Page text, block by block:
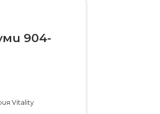
904-
Vitality